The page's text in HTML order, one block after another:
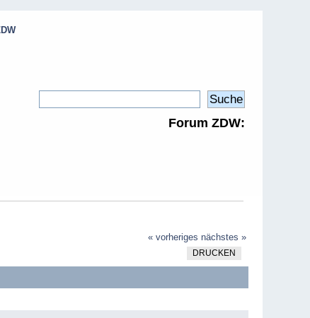
Forum ZDW:
« vorheriges nächstes »
DRUCKEN